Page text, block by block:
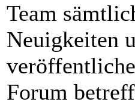
Team
Neuigkeiten
Forum